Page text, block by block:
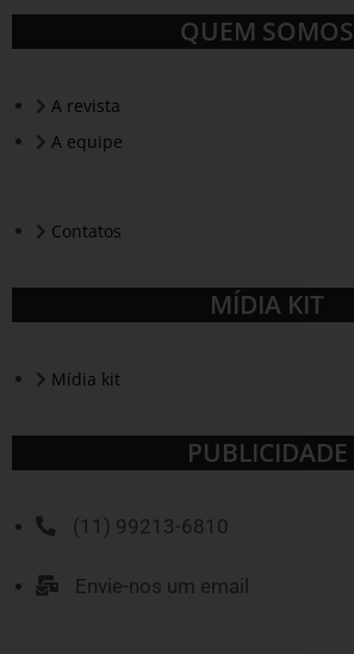
QUEM SOMOS
A revista
A equipe
Contatos
MÍDIA KIT
Mídia kit
PUBLICIDADE
(11) 99213-6810
Envie-nos um email